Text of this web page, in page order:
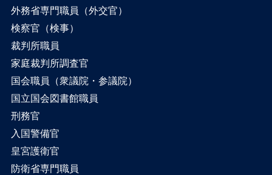
外務省専門職員（外交官）
検察官（検事）
裁判所職員
家庭裁判所調査官
国会職員（衆議院・参議院）
国立国会図書館職員
刑務官
入国警備官
皇宮護衛官
防衛省専門職員